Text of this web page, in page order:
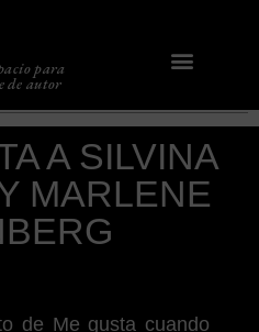
para
de autor
A SILVINA
MARLENE
de Me gusta cuando